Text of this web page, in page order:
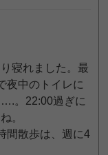
寝れました。最
夜中のトイレに
。22:00過ぎに
。
間散歩は、週に4